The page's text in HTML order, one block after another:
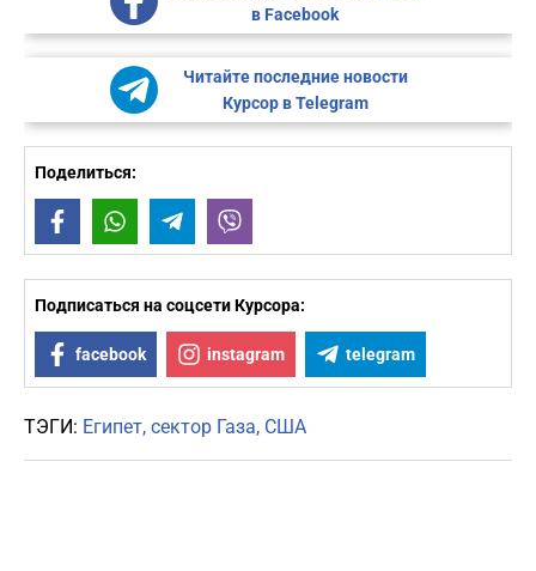
в Facebook
Читайте последние новости
Курсор в Telegram
Поделиться:
FacebookWhatsAppTelegram
Подписаться на соцсети Курсора:
facebook instagram telegram
ТЭГИ: Египет сектор Газа США